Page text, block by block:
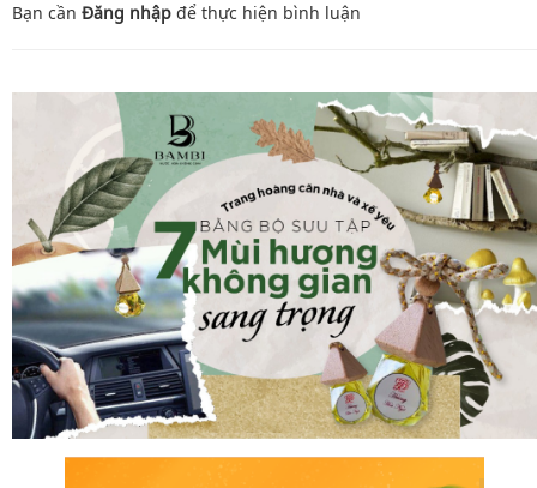
Bạn cần Đăng nhập để thực hiện bình luận